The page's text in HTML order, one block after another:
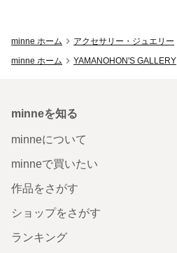
minne ホーム アクセサリー・ジュエリー
minne ホーム
YAMANOHON'S GALLERY
minneを知る
minneについて
minneで買いたい
作品をさがす
ショップをさがす
ランキング